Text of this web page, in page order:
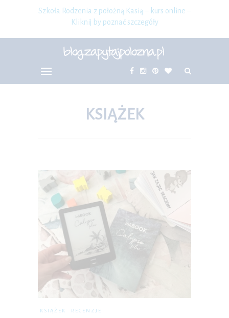
Szkoła Rodzenia z położną Kasią – kurs online –
Kliknij by poznać szczegóły
KSIĄŻEK
KSIĄŻEK RECENZJE